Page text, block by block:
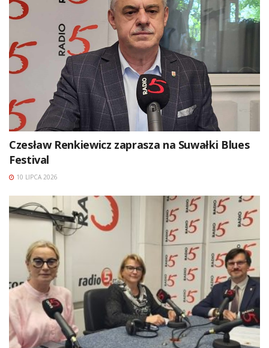
Czesław Renkiewicz zaprasza na Suwałki Blues
Festival
10 LIPCA 2026